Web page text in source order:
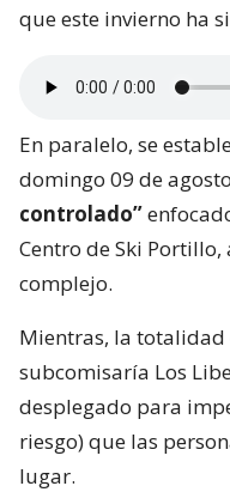
que este invierno ha
En paralelo, se
domingo 09 de
controlado”
Centro de Ski
complejo.
Mientras, la totalidad
subcomisaría Los
desplegado para
riesgo) que las
lugar.